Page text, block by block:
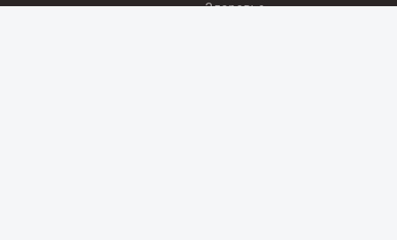
Здоровье